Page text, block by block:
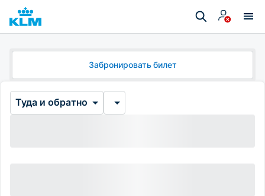
Забронировать билет
Туда и обратно